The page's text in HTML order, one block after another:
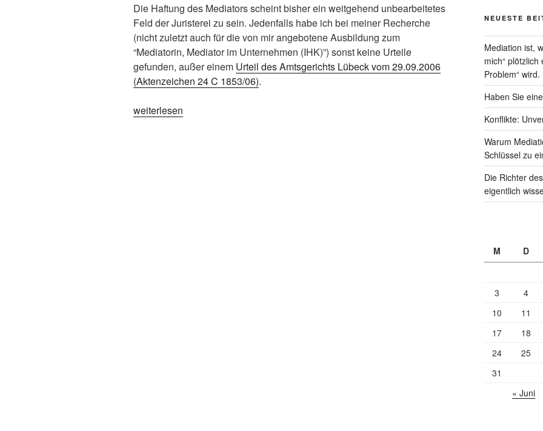
Die Haftung des Mediators scheint bisher ein weitgehend unbearbeitetes
Feld der Juristerei zu sein. Jedenfalls habe ich bei meiner Recherche
(nicht zuletzt auch für die von mir angebotene Ausbildung zum
“Mediatorin, Mediator im Unternehmen (IHK)”) sonst keine Urteile
gefunden, außer einem Urteil des Amtsgerichts Lübeck vom 29.09.2006
(Aktenzeichen 24 C 1853/06).
„Wirklich
weiterlesen
NEUESTE
Mediation ist,
mich“
Problem“ wird.
Haben Sie
Konflikte:
Warum
Schlüssel zu
Die Richter
eigentlich
M
D
3
4
10
11
17
18
24
25
31
« Juni